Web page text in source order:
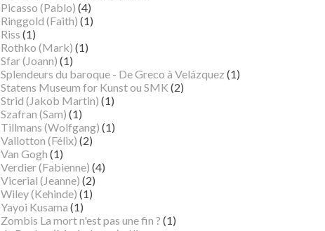
Picasso (Pablo) (4)
Ringgold (Faith) (1)
Riss (1)
Rothko (Mark) (1)
Sfar (Joann) (1)
Splendeurs du baroque - De Greco à Velázquez (1)
Statens Museum for Kunst ou SMK (2)
Strid (Jakob Martin) (1)
Szafran (Sam) (1)
Tillmans (Wolfgang) (1)
Vallotton (Félix) (2)
Van Gogh (1)
Verdier (Fabienne) (4)
Vicerial (Jeanne) (2)
Wiley (Kehinde) (1)
Yayoi Kusama (1)
Zombis La mort n'est pas une fin ? (1)